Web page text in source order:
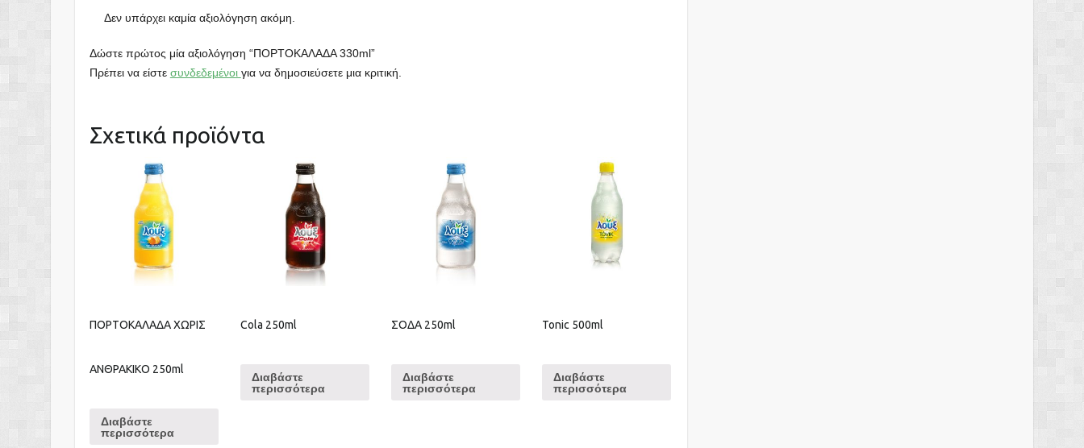
Δεν υπάρχει καμία αξιολόγηση ακόμη.
Δώστε πρώτος μία αξιολόγηση “ΠΟΡΤΟΚΑΛΑΔΑ 330ml”
Πρέπει να είστε συνδεδεμένοι για να δημοσιεύσετε μια κριτική.
Σχετικά προϊόντα
ΠΟΡΤΟΚΑΛΑΔΑ ΧΩΡΙΣ
ΑΝΘΡΑΚΙΚΟ 250ml
Διαβάστε
περισσότερα
Cola 250ml
Διαβάστε
περισσότερα
ΣΟΔΑ 250ml
Διαβάστε
περισσότερα
Tonic 500ml
Διαβάστε
περισσότερα